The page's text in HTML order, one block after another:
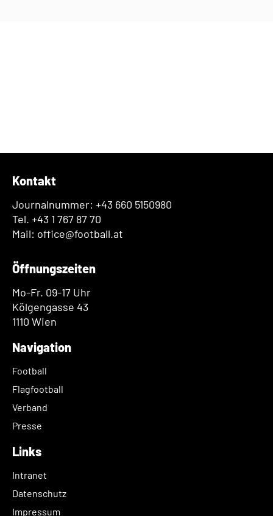
Kontakt
Journalnummer: +43 660 5150980
Tel. +43 1 767 87 70
Mail: office@football.at
Öffnungszeiten
Mo-Fr. 09-17 Uhr
Kölgengasse 43
1110 Wien
Navigation
Football
Flagfootball
Verband
Presse
Links
Intranet
Datenschutz
Impressum